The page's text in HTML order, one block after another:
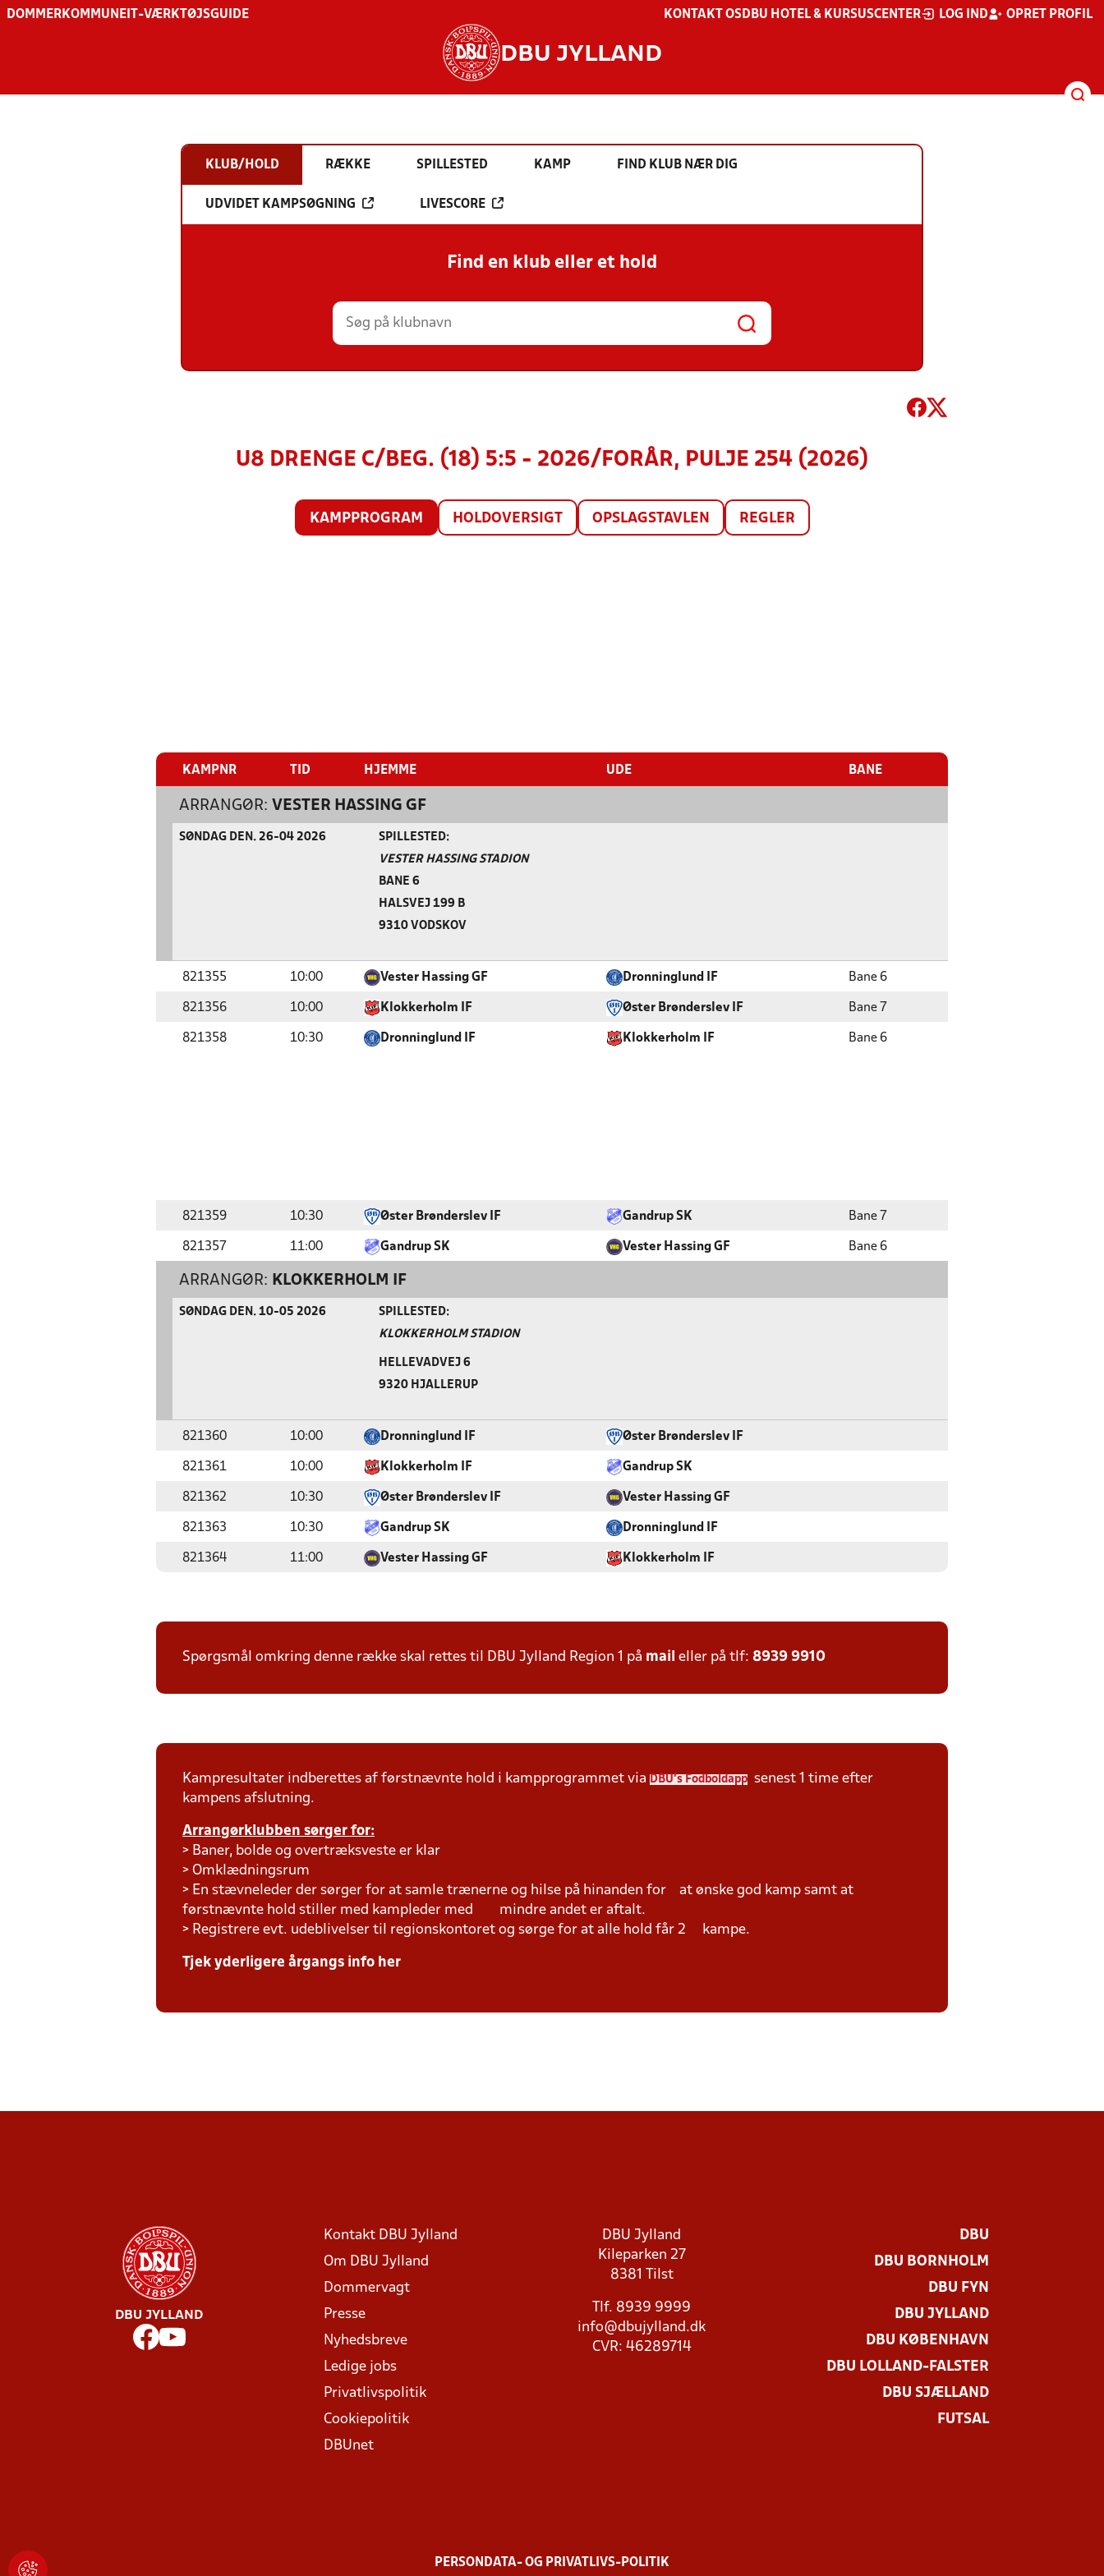
DOMMER KOMMUNE IT-VÆRKTØJSGUIDE KONTAKT OS DBU HOTEL & KURSUSCENTER LOG IND OPRET PROFIL
DBU JYLLAND
KLUB/HOLD RÆKKE SPILLESTED KAMP FIND KLUB NÆR DIG
UDVIDET KAMPSØGNING LIVESCORE
Find en klub eller et hold
U8 DRENGE C/BEG. (18) 5:5 - 2026/FORÅR, PULJE 254 (2026)
KAMPPROGRAM HOLDOVERSIGT OPSLAGSTAVLEN REGLER
KAMPNR TID HJEMME UDE BANE
ARRANGØR: VESTER HASSING GF
SØNDAG DEN. 26-04 2026 SPILLESTED:
VESTER HASSING STADION
BANE 6
HALSVEJ 199 B
9310 VODSKOV
821355 10:00 Vester Hassing GF Dronninglund IF Bane 6
821356 10:00 Klokkerholm IF Øster Brønderslev IF Bane 7
821358 10:30 Dronninglund IF Klokkerholm IF Bane 6
821359 10:30 Øster Brønderslev IF Gandrup SK Bane 7
821357 11:00 Gandrup SK Vester Hassing GF Bane 6
ARRANGØR: KLOKKERHOLM IF
SØNDAG DEN. 10-05 2026 SPILLESTED:
KLOKKERHOLM STADION
HELLEVADVEJ 6
9320 HJALLERUP
821360 10:00 Dronninglund IF Øster Brønderslev IF
821361 10:00 Klokkerholm IF Gandrup SK
821362 10:30 Øster Brønderslev IF Vester Hassing GF
821363 10:30 Gandrup SK Dronninglund IF
821364 11:00 Vester Hassing GF Klokkerholm IF
Spørgsmål omkring denne række skal rettes til DBU Jylland Region 1 på mail eller på tlf: 8939 9910
Kampresultater indberettes af førstnævnte hold i kampprogrammet via DBU's Fodboldapp
senest 1 time efter
kampens afslutning.
Arrangørklubben sørger for:
> Baner, bolde og overtræksveste er klar
> Omklædningsrum
> En stævneleder der sørger for at samle trænerne og hilse på hinanden for at ønske god kamp samt at
førstnævnte hold stiller med kampleder med mindre andet er aftalt.
> Registrere evt. udeblivelser til regionskontoret og sørge for at alle hold får 2 kampe.
Tjek yderligere årgangs info her
DBU JYLLAND
Kontakt DBU Jylland
Om DBU Jylland
Dommervagt
Presse
Nyhedsbreve
Ledige jobs
Privatlivspolitik
Cookiepolitik
DBUnet
DBU Jylland
Kileparken 27
8381 Tilst
Tlf. 8939 9999
info@dbujylland.dk
CVR: 46289714
DBU
DBU BORNHOLM
DBU FYN
DBU JYLLAND
DBU KØBENHAVN
DBU LOLLAND-FALSTER
DBU SJÆLLAND
FUTSAL
PERSONDATA- OG PRIVATLIVS-POLITIK